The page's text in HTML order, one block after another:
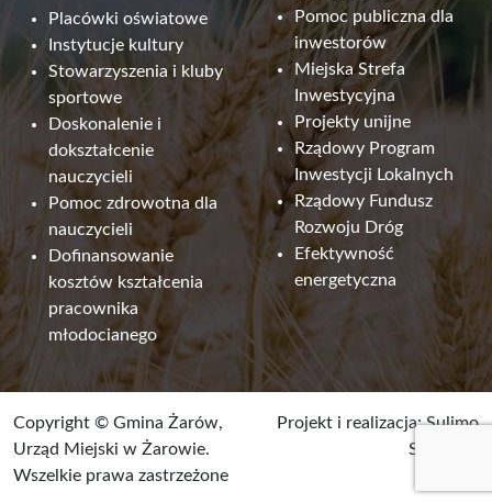
Placówki oświatowe
Instytucje kultury
Stowarzyszenia i kluby
sportowe
Doskonalenie i
dokształcenie
nauczycieli
Pomoc zdrowotna dla
nauczycieli
Dofinansowanie
kosztów kształcenia
pracownika
młodocianego
Pomoc publiczna dla
inwestorów
Miejska Strefa
Inwestycyjna
Projekty unijne
Rządowy Program
Inwestycji Lokalnych
Rządowy Fundusz
Rozwoju Dróg
Efektywność
energetyczna
Copyright © Gmina Żarów,
Urząd Miejski w Żarowie.
Wszelkie prawa zastrzeżone
Projekt i realizacja:Sulimo
Software